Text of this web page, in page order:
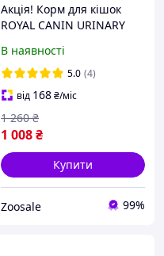
Акція! Корм для кішок
ROYAL CANIN URINARY
подарунок
В наявності
5.0 (4)
від 168₴/міс
1 008₴
1 260 ₴
Купити
Zoosale 99%